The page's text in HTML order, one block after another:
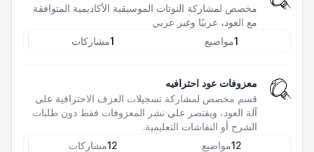
مخصص لمشاركة النوتات الموسيقية الأكاديمية المتوافقة
مع العود، عربيًا وغير عربي
1مواضيع 1مشاركات
معزوفات عود احترافيه
قسم مخصص لمشاركة تسجيلات العزف الاحترافية على
آلة العود، ويقتصر على نشر المعزوفات فقط دون طلبات
الشرح أو النقاشات التعليمية.
12مواضيع 12مشاركات